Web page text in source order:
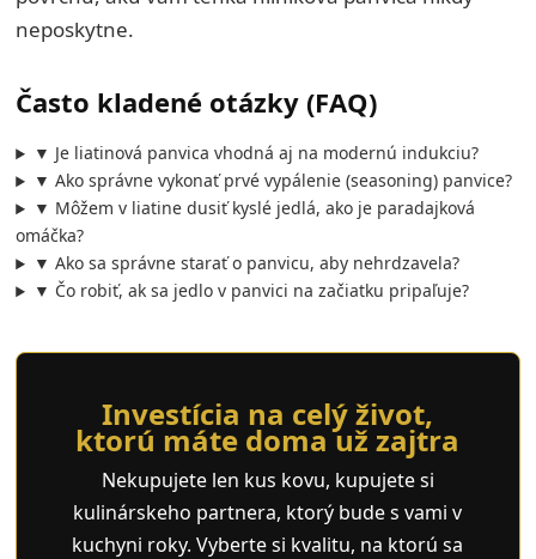
neposkytne.
Často kladené otázky (FAQ)
▼ Je liatinová panvica vhodná aj na modernú indukciu?
▼ Ako správne vykonať prvé vypálenie (seasoning) panvice?
▼ Môžem v liatine dusiť kyslé jedlá, ako je paradajková
omáčka?
▼ Ako sa správne starať o panvicu, aby nehrdzavela?
▼ Čo robiť, ak sa jedlo v panvici na začiatku pripaľuje?
Investícia na celý život,
ktorú máte doma už zajtra
Nekupujete len kus kovu, kupujete si
kulinárskeho partnera, ktorý bude s vami v
kuchyni roky. Vyberte si kvalitu, na ktorú sa